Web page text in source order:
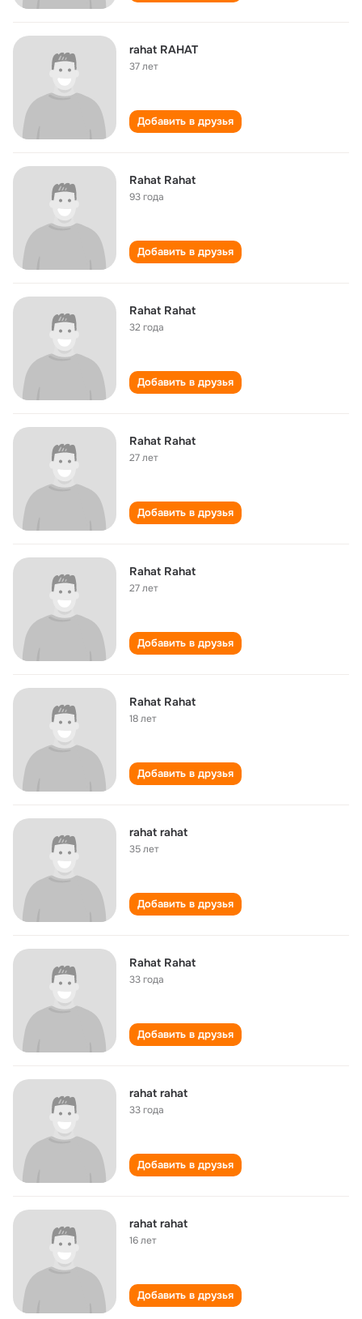
rahat RAHAT
37 лет
Добавить в друзья
Rahat Rahat
93 года
Добавить в друзья
Rahat Rahat
32 года
Добавить в друзья
Rahat Rahat
27 лет
Добавить в друзья
Rahat Rahat
27 лет
Добавить в друзья
Rahat Rahat
18 лет
Добавить в друзья
rahat rahat
35 лет
Добавить в друзья
Rahat Rahat
33 года
Добавить в друзья
rahat rahat
33 года
Добавить в друзья
rahat rahat
16 лет
Добавить в друзья